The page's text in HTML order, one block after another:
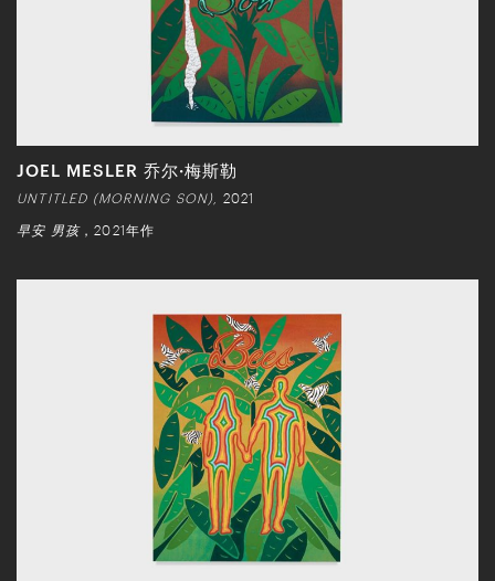
JOEL MESLER 乔尔·梅斯勒
UNTITLED (MORNING SON), 2021
早安 男孩，2021年作